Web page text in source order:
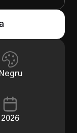
Negru
2026